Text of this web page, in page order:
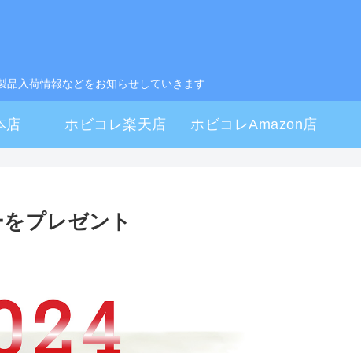
品入荷情報などをお知らせしていきます
店 ホビコレ楽天店 ホビコレAmazon店
プレゼント